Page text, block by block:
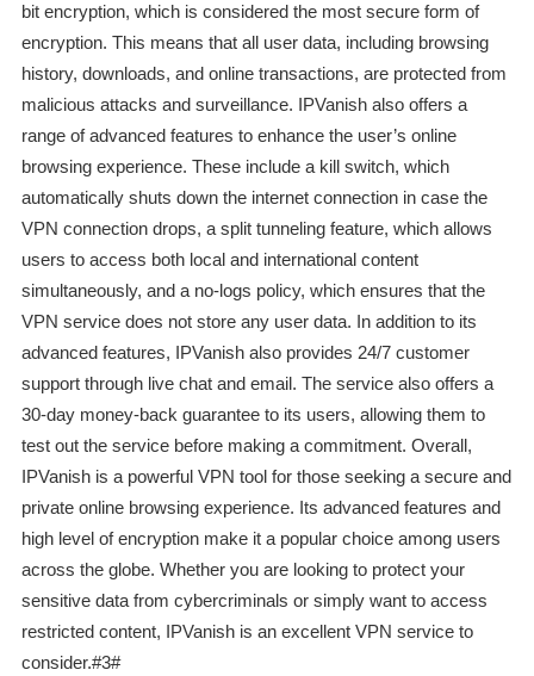
bit encryption, which is considered the most secure form of
encryption. This means that all user data, including browsing
history, downloads, and online transactions, are protected from
malicious attacks and surveillance. IPVanish also offers a
range of advanced features to enhance the user’s online
browsing experience. These include a kill switch, which
automatically shuts down the internet connection in case the
VPN connection drops, a split tunneling feature, which allows
users to access both local and international content
simultaneously, and a no-logs policy, which ensures that the
VPN service does not store any user data. In addition to its
advanced features, IPVanish also provides 24/7 customer
support through live chat and email. The service also offers a
30-day money-back guarantee to its users, allowing them to
test out the service before making a commitment. Overall,
IPVanish is a powerful VPN tool for those seeking a secure and
private online browsing experience. Its advanced features and
high level of encryption make it a popular choice among users
across the globe. Whether you are looking to protect your
sensitive data from cybercriminals or simply want to access
restricted content, IPVanish is an excellent VPN service to
consider.#3#